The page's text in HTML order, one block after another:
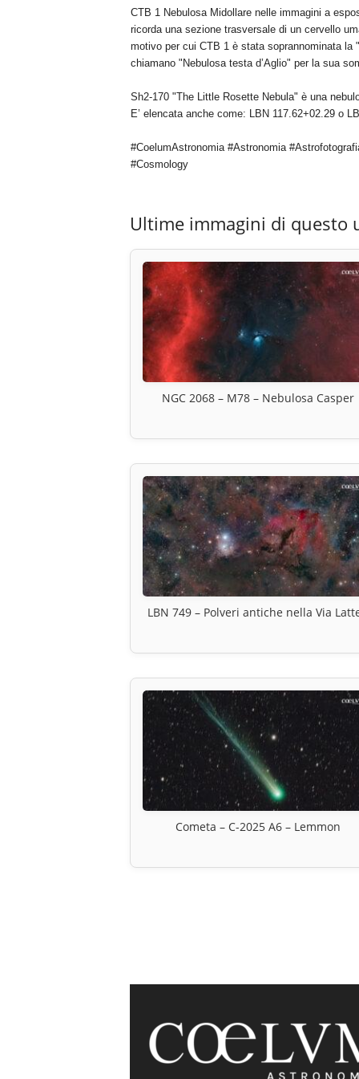
CTB 1 Nebulosa Midollare nelle immagini a
ricorda una sezione trasversale di un cervello
motivo per cui CTB 1 è stata soprannominata
chiamano "Nebulosa testa d’Aglio" per la sua
Sh2-170 "The Little Rosette Nebula" è una
E’ elencata anche come: LBN 117.62+02.29 o
#CoelumAstronomia #Astronomia
#Cosmology
Ultime immagini di questo
NGC 2068 – M78 – Nebulosa Casper
LBN 749 – Polveri antiche nella Via
Cometa – C-2025 A6 – Lemmon